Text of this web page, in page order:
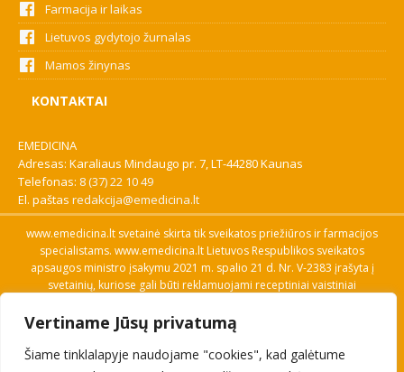
Vertiname Jūsų privatumą
Šiame tinklalapyje naudojame "cookies", kad galėtume
Farmacija ir laikas
Lietuvos gydytojo žurnalas
Mamos žinynas
KONTAKTAI
EMEDICINA
Adresas: Karaliaus Mindaugo pr. 7, LT-44280 Kaunas
Telefonas: 8 (37) 22 10 49
El. paštas redakcija@emedicina.lt
www.emedicina.lt svetainė skirta tik sveikatos priežiūros ir farmacijos
specialistams. www.emedicina.lt Lietuvos Respublikos sveikatos
apsaugos ministro įsakymu 2021 m. spalio 21 d. Nr. V-2383 įrašyta į
svetainių, kuriose gali būti reklamuojami receptiniai vaistiniai
savo profesinę kvalifikaciją. Naudingos nuorodos: Vaistų ir medicinos
pagalbos priemonių kainų paieška, VVKT tinklalapis, Sveikatos
priežiūros ar farmacijos specialisto pranešimo apie įtariamą